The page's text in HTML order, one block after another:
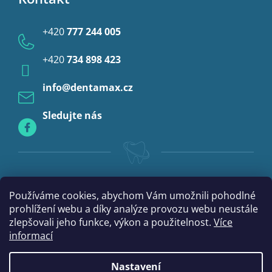
Používáme cookies, abychom Vám umožnili pohodlné
prohlížení webu a díky analýze provozu webu neustále
zlepšovali jeho funkce, výkon a použitelnost. Více
informací
Nastavení
Anestezie
Profylaxe
info@dentamax.cz
+420777 244 005
+420734 898 423
Sledujte nás
Vytvořil Shoptet |mime digital